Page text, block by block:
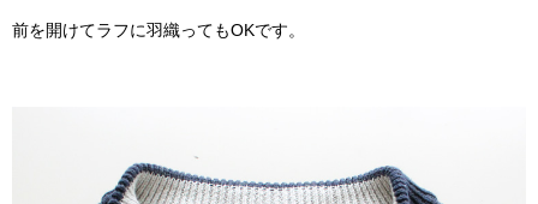
前を開けてラフに羽織ってもOKです。